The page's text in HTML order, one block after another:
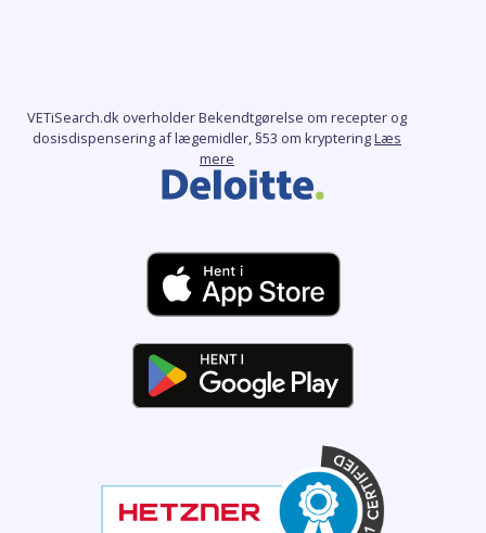
VETiSearch.dk overholder Bekendtgørelse om recepter og
dosisdispensering af lægemidler, §53 om krypteringLæs
mere